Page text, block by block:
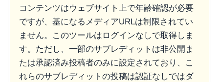
コンテンツはウェブサイト上で年齢確認が必要
ですが、基になるメディアURLは制限されてい
ません。このツールはログインなしで取得しま
す。ただし、一部のサブレディットは非公開ま
たは承認済み投稿者のみに設定されており、こ
れらのサブレディットの投稿は認証なしではダ